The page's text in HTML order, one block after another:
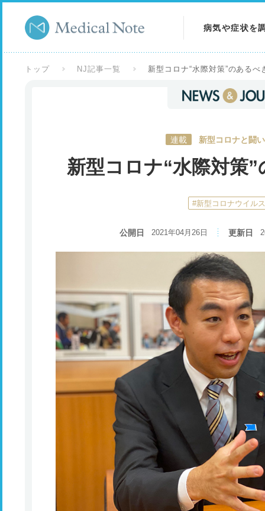
病気や症状を
症状を調べる
トップ NJ記事一覧 新型コロナ“水際対策”のあるべ
連載 新型コロナと闘
新型コロナ“水際対策
#新型コロナウイル
公開日 2021年04月26日 更新日